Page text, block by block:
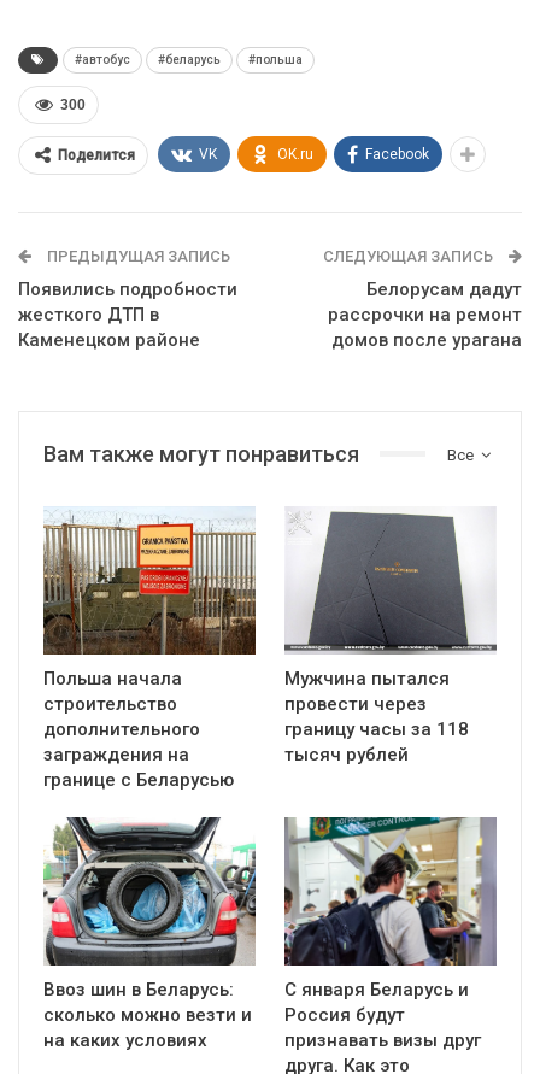
#автобус #беларусь #польша
300
Поделится VK OK.ru Facebook
ПРЕДЫДУЩАЯ ЗАПИСЬ
Появились подробности
жесткого ДТП в
Каменецком районе
СЛЕДУЮЩАЯ ЗАПИСЬ
Белорусам дадут
рассрочки на ремонт
домов после урагана
Все
Вам также могут понравиться
Польша начала
строительство
дополнительного
заграждения на
границе с Беларусью
Мужчина пытался
провести через
границу часы за 118
тысяч рублей
Ввоз шин в Беларусь:
сколько можно везти и
на каких условиях
С января Беларусь и
Россия будут
признавать визы друг
друга. Как это